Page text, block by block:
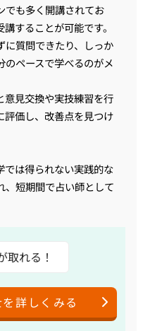
でも多く開講されてお
することが可能です。
に質問できたり、しっか
のペースで学べるのがメ
意見交換や実技練習を行
評価し、改善点を見つけ
では得られない実践的な
、短期間で占い師として
取れる！
詳しくみる